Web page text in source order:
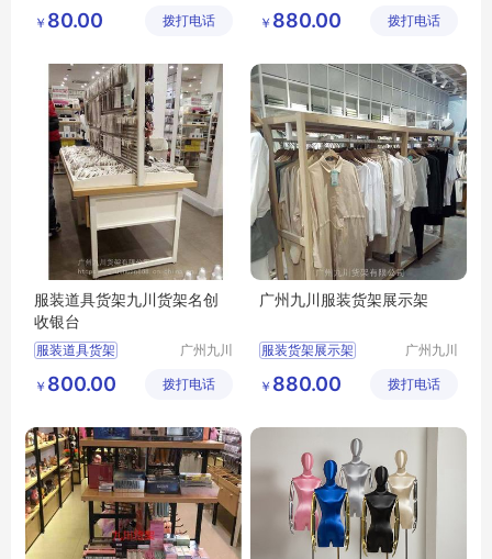
道具生产厂
公司
￥ 80.00 拨打电话
服装挂摆中柜
公司
￥ 880.00 拨打电话
服装道具货架九川货架名创
收银台
服装道具货架
服装货架
广州九川
公司
￥ 800.00 拨打电话
广州九川服装货架展示架
服装货架展示架
服装展示架
广州九川
公司
￥ 880.00 拨打电话